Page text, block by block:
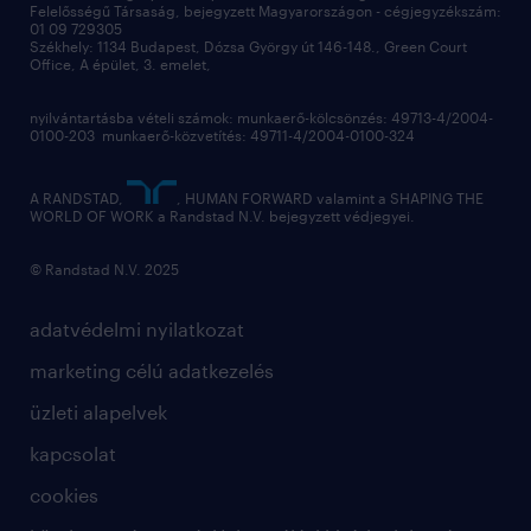
munkahelyi teljesítmény
toborzás
munkaerőpiac
hírlevél
adatvédelmi nyilatkozat
marketing célú adatkezelés
üzleti alapelvek
kapcsolat
cookies
Felelősségű Társaság, bejegyzett Magyarországon - cégjegyzékszám:
01 09 729305
Székhely: 1134 Budapest, Dózsa György út 146-148., Green Court
Office, A épület, 3. emelet,
nyilvántartásba vételi számok: munkaerő-kölcsönzés: 49713-4/2004-
0100-203 munkaerő-közvetítés: 49711-4/2004-0100-324
A RANDSTAD,
, HUMAN FORWARD valamint a SHAPING THE
WORLD OF WORK a Randstad N.V. bejegyzett védjegyei.
© Randstad N.V. 2025